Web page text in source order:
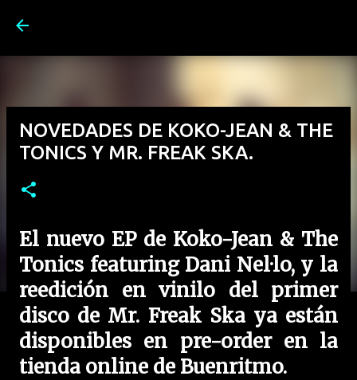
NOVEDADES DE KOKO-JEAN & THE
TONICS Y MR. FREAK SKA.
El nuevo EP de Koko-Jean & The
Tonics featuring Dani Nel·lo, y la
reedición en vinilo del primer
disco de Mr. Freak Ska ya están
disponibles en pre-order en la
tienda online de Buenritmo.